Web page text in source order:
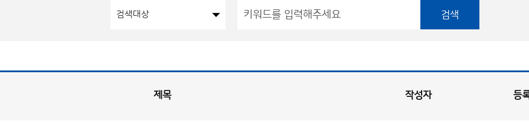
검색
제목 작성자 등